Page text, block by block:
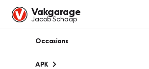
Vakgarage
Jacob Schaap
Occasions
APK